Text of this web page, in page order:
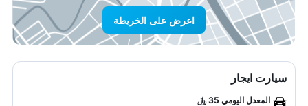
اعرض على الخريطة
سيارت ايجار
المعدل اليومي 35 ﷼